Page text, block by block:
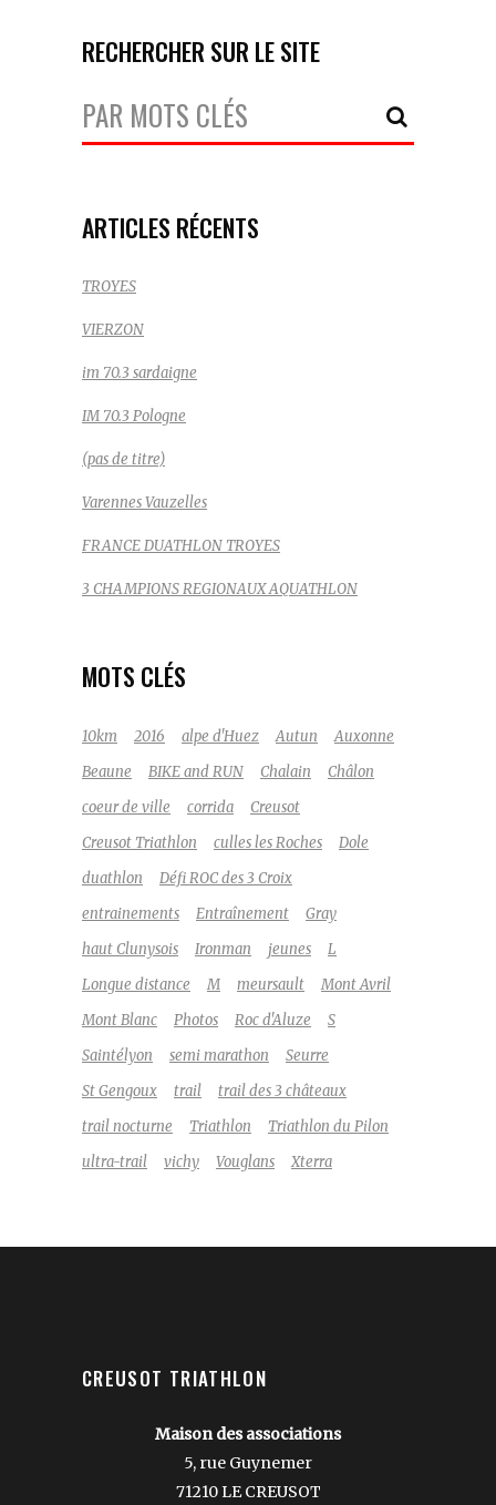
RECHERCHER SUR LE SITE
Votre
Recherche:
ARTICLES RÉCENTS
TROYES
VIERZON
im 70.3 sardaigne
IM 70.3 Pologne
(pas de titre)
Varennes Vauzelles
FRANCE DUATHLON TROYES
3 CHAMPIONS REGIONAUX AQUATHLON
MOTS CLÉS
10km 2016 alpe d'Huez Autun
Auxonne
Beaune
BIKE and RUN Chalain
Châlon
coeur de ville
corrida
Creusot
Creusot Triathlon
culles les Roches
Dole
duathlon
Défi ROC des 3 Croix
entrainements
Entraînement
Gray
haut Clunysois
Ironman jeunes
L
Longue distance
M meursault
Mont Avril
Mont Blanc
Photos Roc d'Aluze
S
Saintélyon
semi marathon
Seurre
St Gengoux
trail
trail des 3 châteaux
trail nocturne
Triathlon
Triathlon du Pilon
ultra-trail
vichy Vouglans Xterra
CREUSOT TRIATHLON
Maison des associations
5, rue Guynemer
71210 LE CREUSOT